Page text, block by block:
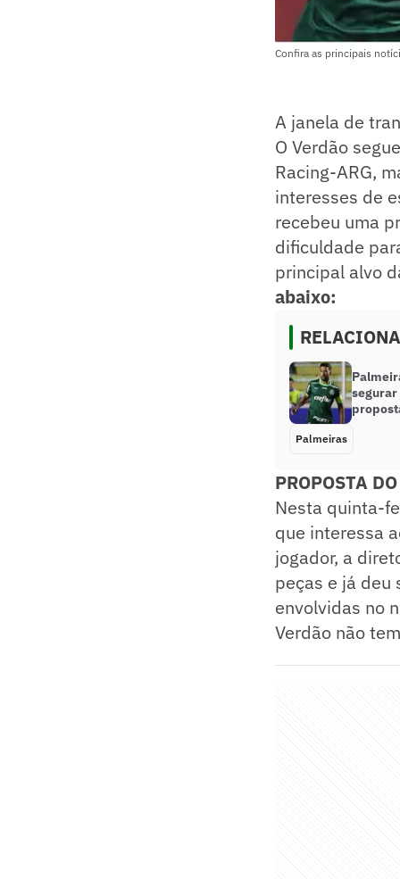
Confira as principais
A janela de
O Verdão
Racing-ARG,
interesses de
recebeu uma
dificuldade
principal alvo
abaixo:
segurar
Palmeiras
PROPOSTA
Nesta quinta-
que interessa
jogador, a
peças e já deu
envolvidas no
Verdão não